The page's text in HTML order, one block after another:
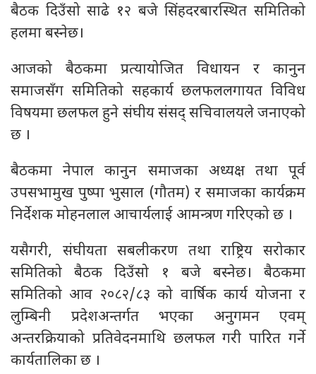
बैठक दिउँसो साढे १२ बजे सिंहदरबारस्थित समितिको
हलमा बस्नेछ।
आजको बैठकमा प्रत्यायोजित विधायन र कानुन
समाजसँग समितिको सहकार्य छलफललगायत विविध
विषयमा छलफल हुने संघीय संसद् सचिवालयले जनाएको
छ ।
बैठकमा नेपाल कानुन समाजका अध्यक्ष तथा पूर्व
उपसभामुख पुष्पा भुसाल (गौतम) र समाजका कार्यक्रम
निर्देशक मोहनलाल आचार्यलाई आमन्त्रण गरिएको छ ।
यसैगरी, संघीयता सबलीकरण तथा राष्ट्रिय सरोकार
समितिको बैठक दिउँसो १ बजे बस्नेछ। बैठकमा
समितिको आव २०८२/८३ को वार्षिक कार्य योजना र
लुम्बिनी प्रदेशअन्तर्गत भएका अनुगमन एवम्
अन्तरक्रियाको प्रतिवेदनमाथि छलफल गरी पारित गर्ने
कार्यतालिका छ ।